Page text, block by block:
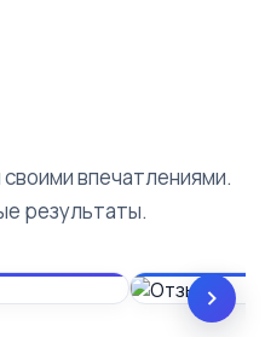
впечатлениями.
результаты.